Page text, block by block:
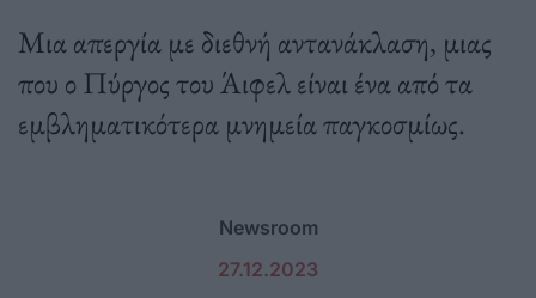
Μια απεργία με διεθνή αντανάκλαση, μιας
που ο Πύργος του Άιφελ είναι ένα από τα
εμβληματικότερα μνημεία παγκοσμίως.
Newsroom
27.12.2023